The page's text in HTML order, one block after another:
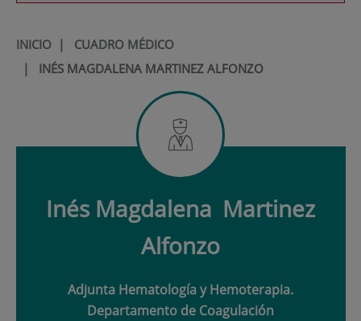
INICIO| CUADRO MÉDICO
| INÉS MAGDALENA MARTINEZ ALFONZO
Inés Magdalena Martinez
Alfonzo
Adjunta Hematología y Hemoterapia.
Departamento de Coagulación